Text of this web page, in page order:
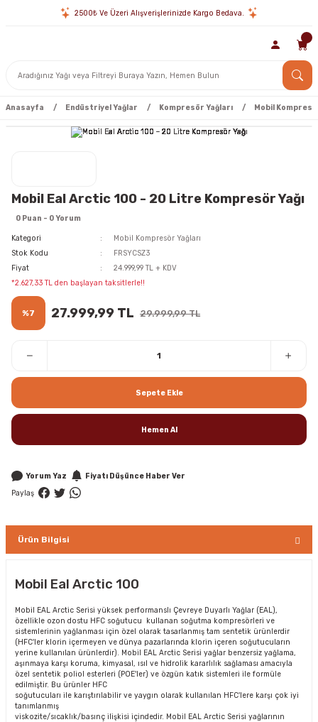
2500₺ Ve Üzeri Alışverişlerinizde Kargo Bedava.
Anasayfa Endüstriyel Yağlar Kompresör Yağları Mobil
Mobil Eal Arctic 100 - 20 Litre Kompresör Yağı
0 Puan - 0 Yorum
Kategori
Mobil Kompresör Yağları
Stok Kodu
FRSYCSZ3
Fiyat
24.999,99 TL + KDV
*2.627,33 TL den başlayan taksitlerle!!
%7 27.999,99 TL 29.999,99 TL
Sepete Ekle
Hemen Al
Yorum Yaz
Fiyatı Düşünce Haber Ver
Paylaş
Ürün Bilgisi
Mobil Eal Arctic 100
Mobil EAL Arctic Serisi yüksek performanslı Çevreye Duyarlı Yağlar (EAL),
özellikle ozon dostu HFC soğutucu kullanan soğutma kompresörleri ve
sistemlerinin yağlanması için özel olarak tasarlanmış tam sentetik ürünlerdir
(HFC'ler klorin içermeyen ve dünya pazarlarında klorin içeren soğutucuların
yerine kullanılan ürünlerdir). Mobil EAL Arctic Serisi yağlar benzersiz yağlama,
aşınmaya karşı koruma, kimyasal, ısıl ve hidrolik kararlılık sağlaması amacıyla
özel sentetik poliol esterleri (POE'ler) ve özgün katık sistemleri ile formüle
edilmiştir. Bu ürünler HFC
soğutucuları ile karıştırılabilir ve yaygın olarak kullanılan HFC'lere karşı çok iyi
tanımlanmış
viskozite/sıcaklık/basınç ilişkisi içindedir. Mobil EAL Arctic Serisi yağlarının